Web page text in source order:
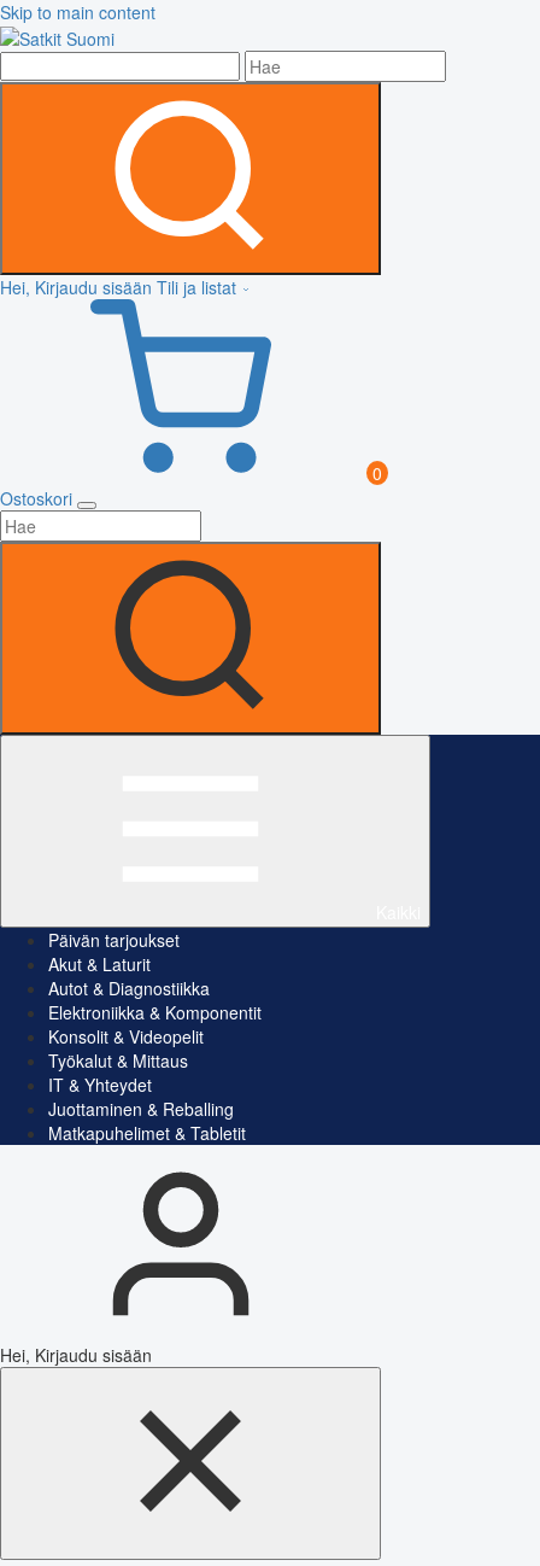
Skip to main content
Hei, Kirjaudu sisään Tili ja listat
0
Ostoskori
Päivän tarjoukset
Akut & Laturit
Autot & Diagnostiikka
Elektroniikka & Komponentit
Konsolit & Videopelit
Työkalut & Mittaus
IT & Yhteydet
Juottaminen & Reballing
Matkapuhelimet & Tabletit
Hei, Kirjaudu sisään